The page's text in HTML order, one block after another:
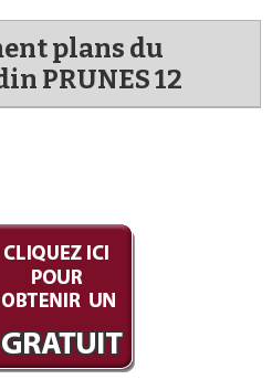
plans du
PRUNES 12